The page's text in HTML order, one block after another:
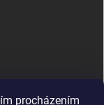
procházením